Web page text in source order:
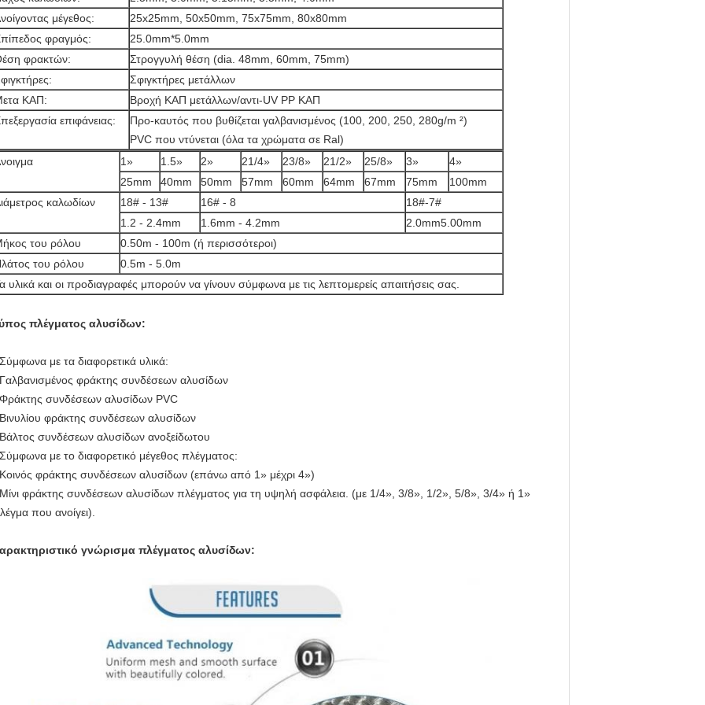
μέγεθος:
25x25mm, 50x50mm, 75x75mm, 80x80mm
φραγμός:
25.0mm*5.0mm
φρακτών:
Στρογγυλή θέση (dia. 48mm, 60mm, 75mm)
Σφιγκτήρες μετάλλων
ΚΑΠ:
Βροχή ΚΑΠ μετάλλων/αντι-UV PP ΚΑΠ
επιφάνειας:
Προ-καυτός που βυθίζεται γαλβανισμένος (100, 200, 250, 280g/m ²)
PVC που ντύνεται (όλα τα χρώματα σε Ral)
1» 1.5» 2» 21/4» 23/8» 21/2» 25/8» 3»
4»
25mm
40mm 50mm 57mm 60mm 64mm 67mm 75mm
100mm
καλωδίων
18# - 13# 16# - 8
18#-7#
1.2 - 2.4mm
1.6mm - 4.2mm
2.0mm5.00mm
του ρόλου
0.50m - 100m (ή περισσότεροι)
του ρόλου
0.5m - 5.0m
υλικά και οι προδιαγραφές μπορούν να γίνουν σύμφωνα με τις λεπτομερείς απαιτήσεις σας.
πλέγματος αλυσίδων:
με τα διαφορετικά υλικά:
φράκτης συνδέσεων αλυσίδων
συνδέσεων αλυσίδων PVC
φράκτης συνδέσεων αλυσίδων
συνδέσεων αλυσίδων ανοξείδωτου
με το διαφορετικό μέγεθος πλέγματος:
φράκτης συνδέσεων αλυσίδων (επάνω από 1» μέχρι 4»)
φράκτης συνδέσεων αλυσίδων πλέγματος για τη υψηλή ασφάλεια. (με 1/4», 3/8», 1/2», 5/8», 3/4» ή 1»
που ανοίγει).
γνώρισμα πλέγματος αλυσίδων: